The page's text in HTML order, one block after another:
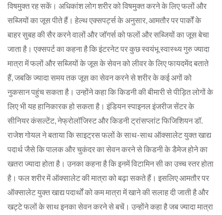
विषमुक्त रह सकें। अधिकांश लोग शरीर को विषमुक्त करने के लिए फलों और
सब्जियों का जूस पीते हैं। हेल्थ एक्सपर्ट्स के अनुसार, आमतौर पर पार्कों के
बाहर सुबह की सैर करने वालों और जॉगर्स को फलों और सब्जियों का जूस बेचा
जाता है। एक्सपर्ट का कहना है कि इंटरनेट पर कुछ स्वयंभू स्वास्थ्य गुरु ज्यादा
मात्रा में फलों और सब्जियों के जूस के सेवन को लीवर के लिए फायदमेंद बताते
हैं, जबकि ज्यादा समय तक जूस का सेवन करने से शरीर के कई अगों को
नुकसान पहुंच सकता है। उन्होंने कहा कि किडनी की बीमारी से पीड़ित लोगों के
लिए भी यह हानिकारक हो सकता है। इंडियन स्पाइनल इंजरीज सेंटर के
सीनियर कंसल्टेंट, नेफ्रोलॉजिस्ट और किडनी ट्रांसप्लांट फिजिशियन डॉ.
राजेश गोयल ने बताया कि साइट्रस फलों के साथ-साथ ऑक्सालेट युक्त खाद्य
पदार्थ जैसे कि पालक और चुकंदर का सेवन करने से किडनी के डैमेज होने का
खतरा ज्यादा होता है। उनका कहना है कि इनमें विटामिन सी का उच्च स्तर होता
है। फल शरीर में ऑक्सालेट की मात्रा को बढ़ा सकते हैं। इसलिए आमतौर पर
ऑक्सालेट युक्त खाद्य पदार्थों को कम मात्रा में खाने की सलाह दी जाती है और
खट्टे फलों के साथ इनका सेवन करने से बचें। उन्होंने कहा है जब ज्यादा मात्रा